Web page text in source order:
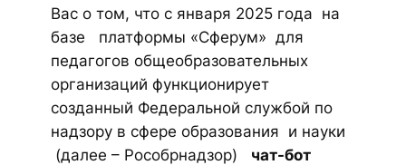
Вас о том, что с января 2025 года на
базе платформы «Сферум» для
педагогов общеобразовательных
организаций функционирует
созданный Федеральной службой по
надзору в сфере образования и науки
(далее – Рособрнадзор) чат-бот